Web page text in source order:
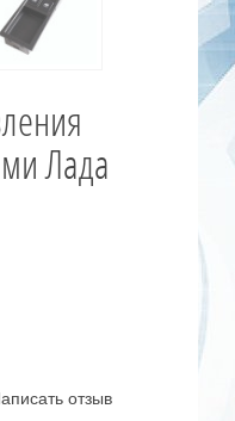
Лада
отзыв